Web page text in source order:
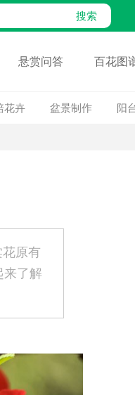
悬赏问答 百花图
花卉 盆景制作 阳
原有
来了解